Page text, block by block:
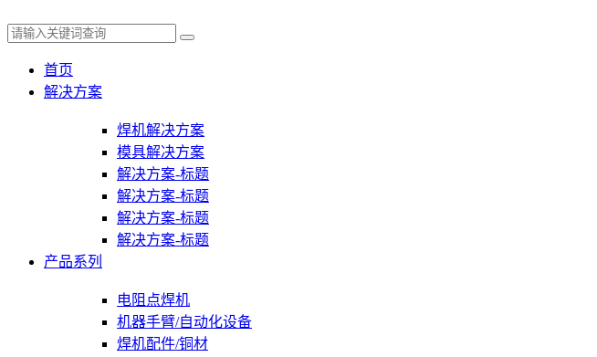
首页
解决方案
焊机解决方案
模具解决方案
解决方案-标题
解决方案-标题
解决方案-标题
解决方案-标题
产品系列
电阻点焊机
机器手臂/自动化设备
焊机配件/铜材